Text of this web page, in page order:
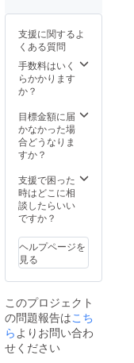
７．５
で掲載
【記載
例】
お名前
「中
郎」
メッ
セージ
「２０
会の開
催おめ
でとう
ござい
大会の
成功を
祈願い
たしま
※支援
時、必
ず備考
欄に掲
載を希
容：お
メッ
セージ
（文字
のみ、
２００
A4
サイズ
の大会
ラム冊
子に対
して１
３５ｍ
０ｍｍ
幅で掲
載 【記
載例】
前「中
海 太
郎」
メッ
セージ
支援に関するよ
くある質問
手数料はいく
らかかります
か？
目標金額に届
かなかった場
合どうなりま
すか？
支援で困った
時はどこに相
談したらいい
ですか？
ヘルプページを
見る
このプロジェクト
の問題報告はこち
ら よりお問い合わ
せください